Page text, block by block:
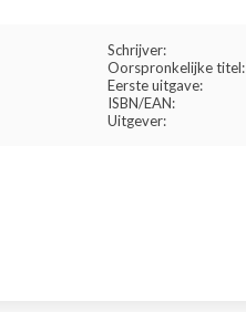
Schrijver:
Oorspronkelijke titel:
Eerste uitgave:
ISBN/EAN:
Uitgever: